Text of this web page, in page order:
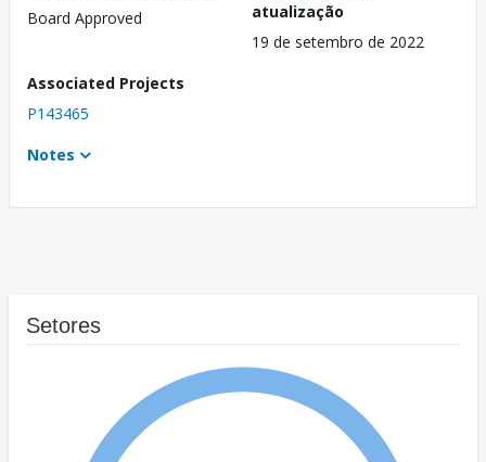
Board Approved
atualização
19 de setembro de 2022
Associated Projects
P143465
Notes
Setores